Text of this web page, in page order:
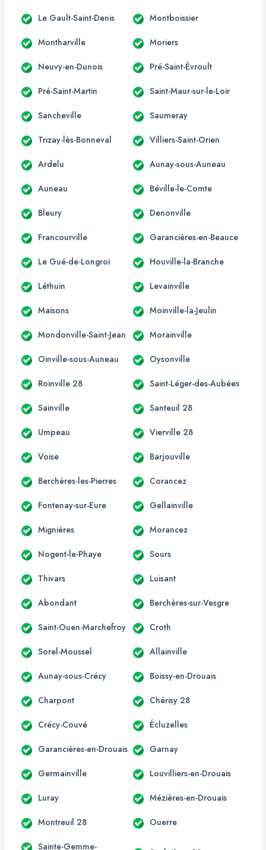
Le Gault-Saint-Denis Montboissier
Montharville Moriers
Neuvy-en-Dunois Pré-Saint-Évroult
Pré-Saint-Martin Saint-Maur-sur-le-Loir
Sancheville Saumeray
Trizay-lès-Bonneval Villiers-Saint-Orien
Ardelu Aunay-sous-Auneau
Auneau Béville-le-Comte
Bleury Denonville
Francourville Garancières-en-Beauce
Le Gué-de-Longroi Houville-la-Branche
Léthuin Levainville
Maisons Moinville-la-Jeulin
Mondonville-Saint-Jean Morainville
Oinville-sous-Auneau Oysonville
Roinville 28 Saint-Léger-des-Aubées
Sainville Santeuil 28
Umpeau Vierville 28
Voise Barjouville
Berchères-les-Pierres Corancez
Fontenay-sur-Eure Gellainville
Mignières Morancez
Nogent-le-Phaye Sours
Thivars Luisant
Abondant Berchères-sur-Vesgre
Saint-Ouen-Marchefroy Croth
Sorel-Moussel Allainville
Aunay-sous-Crécy Boissy-en-Drouais
Charpont Chérisy 28
Crécy-Couvé Écluzelles
Garancières-en-Drouais Garnay
Germainville Louvilliers-en-Drouais
Luray Mézières-en-Drouais
Montreuil 28 Ouerre
Sainte-Gemme-